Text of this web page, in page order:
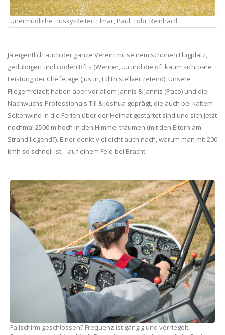
Unermüdliche Husky-Reiter: Elmar, Paul, Tobi, Reinhard
Ja eigentlich auch der ganze Verein mit seinem schönen Flugplatz,
geduldigen und coolen BfLs (Werner, …) und die oft kaum sichtbare
Leistung der Chefetage (Justin, Edith stellvertretend). Unsere
Fliegerfreizeit haben aber vor allem Jannis & Jannis (Paco) und die
Nachwuchs-Professionals Till & Joshua geprägt, die auch bei kaltem
Seitenwind in die Ferien über der Heimat gestartet sind und sich jetzt
nochmal 2500 m hoch in den Himmel träumen (mit den Eltern am
Strand liegend?). Einer denkt vielleicht auch nach, warum man mit 200
kmh so schnell ist – auf einem Feld bei Bracht.
Fallschirm geschlossen? Frequenz ist gängig und verriegelt,